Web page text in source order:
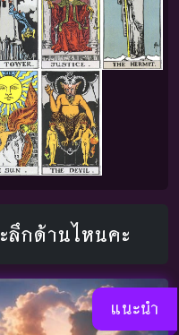
ลึกด้านไหนคะ
แนะนำ